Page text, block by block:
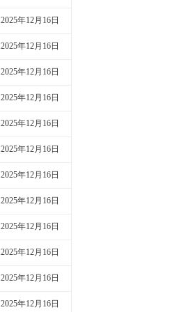
2025年12月16日
2025年12月16日
2025年12月16日
2025年12月16日
2025年12月16日
2025年12月16日
2025年12月16日
2025年12月16日
2025年12月16日
2025年12月16日
2025年12月16日
2025年12月16日